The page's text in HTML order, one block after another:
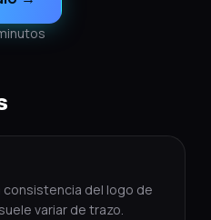
consistencia del logo de
variar de trazo.